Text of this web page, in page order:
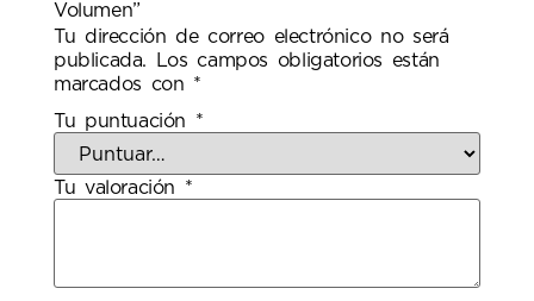
Volumen”
Tu dirección de correo electrónico no será
publicada.
Los campos obligatorios están
marcados con *
Tu puntuación *
Tu valoración *